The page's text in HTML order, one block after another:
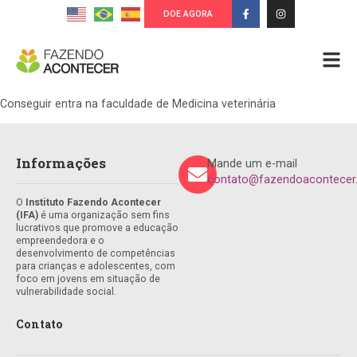
DOE AGORA
Conseguir entra na faculdade de Medicina veterinária
Informações
O Instituto Fazendo Acontecer
(IFA) é uma organização sem fins
lucrativos que promove a educação
empreendedora e o
desenvolvimento de competências
para crianças e adolescentes, com
foco em jovens em situação de
vulnerabilidade social.
Contato
Mande um e-mail